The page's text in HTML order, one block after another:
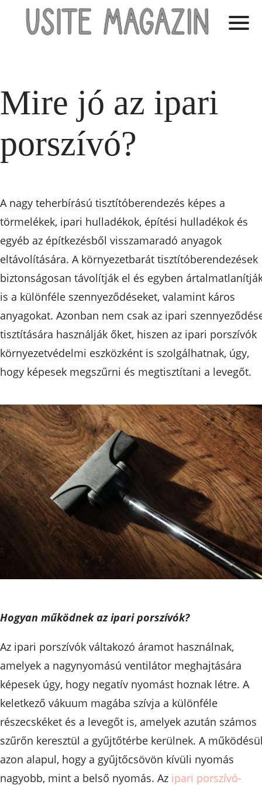
Mire jó az ipari
porszívó?
A nagy teherbírású tisztítóberendezés képes a
törmelékek, ipari hulladékok, építési hulladékok és
egyéb az építkezésből visszamaradó anyagok
eltávolítására. A környezetbarát tisztítóberendezések
biztonságosan távolítják el és egyben
is a különféle szennyeződéseket, valamint káros
anyagokat. Azonban nem csak az ipari
tisztítására használják őket, hiszen az ipari porszívók
környezetvédelmi eszközként is szolgálhatnak, úgy,
hogy képesek megszűrni és megtisztítani a levegőt.
Hogyan működnek az ipari porszívók?
Az ipari porszívók váltakozó áramot használnak,
amelyek a nagynyomású ventilátor meghajtására
képesek úgy, hogy negatív nyomást hoznak létre. A
keletkező vákuum magába szívja a különféle
részecskéket és a levegőt is, amelyek azután számos
szűrőn keresztül a gyűjtőtérbe kerülnek. A
azon alapul, hogy a gyűjtőcsövön kívüli nyomás
nagyobb, mint a belső nyomás. Az ipari porszívó-